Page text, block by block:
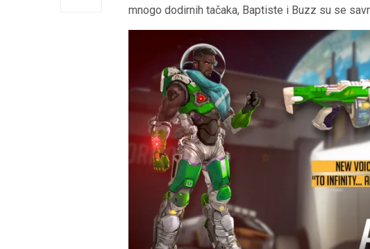
mnogo dodirnih tačaka, Baptiste i Buzz su se